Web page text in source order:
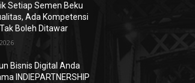
Setiap Semen Beku
Ada Kompetensi
Boleh Ditawar
Bisnis Digital Anda
INDIEPARTNERSHIP